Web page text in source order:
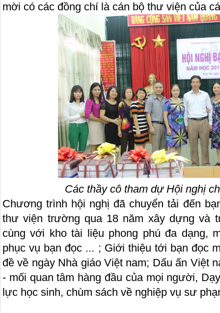
mời có các đồng chí là cán bộ thư viện của
Các thầy cô tham dự Hội nghị
Chương trình hội nghị đã chuyển tải đến
thư viện trường qua 18 năm xây dựng và
cùng với kho tài liệu phong phú đa dạng,
phục vụ bạn đọc ... ; Giới thiệu tới bạn đọc
đề về ngày Nhà giáo Việt nam; Dấu ấn Việt
- mối quan tâm hàng đầu của mọi người,
lực học sinh, chùm sách về nghiệp vụ sư